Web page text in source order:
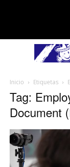
Inicio Etiquetas
Tag:
Document